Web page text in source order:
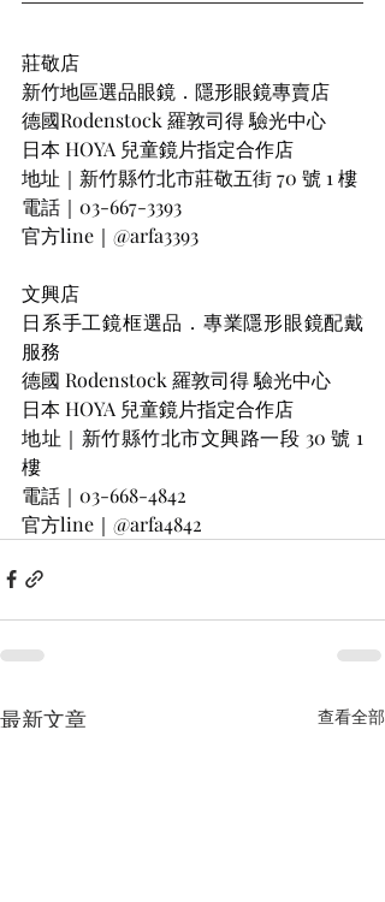
莊敬店
新竹地區選品眼鏡．隱形眼鏡專賣店
德國Rodenstock 羅敦司得 驗光中心
日本 HOYA 兒童鏡片指定合作店
地址｜新竹縣竹北市莊敬五街 70 號 1 樓
電話｜03-667-3393
官方line｜@arfa3393
文興店
日系手工鏡框選品．專業隱形眼鏡配戴
服務
德國 Rodenstock 羅敦司得 驗光中心
日本 HOYA 兒童鏡片指定合作店
地址｜新竹縣竹北市文興路一段 30 號 1
樓
電話｜03-668-4842
官方line｜@arfa4842
最新文章 查看全部